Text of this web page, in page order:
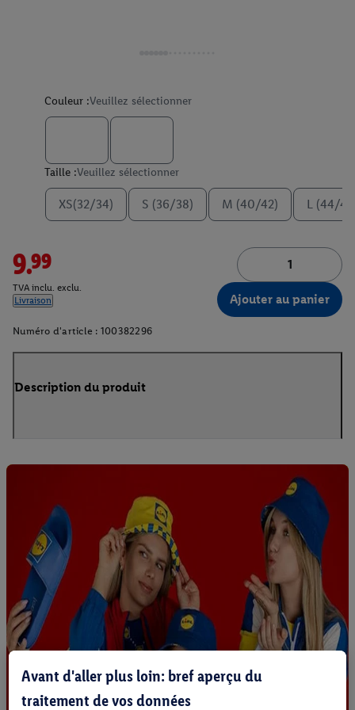
Couleur :Veuillez sélectionner
Taille :Veuillez sélectionner
XS(32/34) S (36/38) M (40/42) L (44/
9.99
TVA inclu. exclu.
Livraison
Ajouter au panier
Numéro d'article : 100382296
Description du produit
Avant d'aller plus loin: bref aperçu du
traitement de vos données